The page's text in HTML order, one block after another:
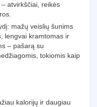
atvirkščiai, reikės
mažų veislių šunims
lengvai kramtomas ir
– pašarą su
tokiomis kaip
kalorijų ir daugiau